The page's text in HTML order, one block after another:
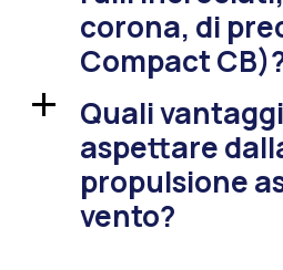
corona, di
Compact
a
Quali
aspettare
propulsione
vento?